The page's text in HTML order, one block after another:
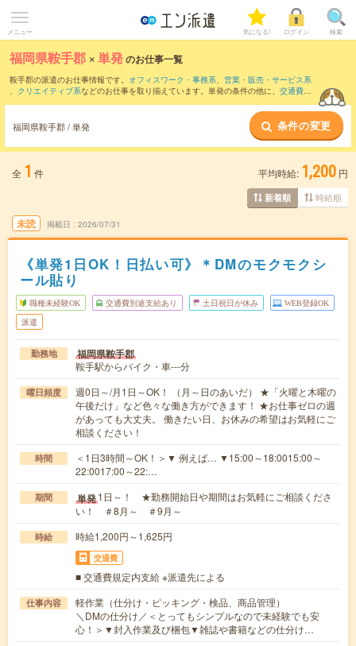
メニュー 気になる! ログイン 検索
福岡県鞍手郡 ×単発のお仕事一覧
鞍手郡の派遣のお仕事情報です。 オフィスワーク・事務系、 営業・販売・サービス系
、 クリエイティブ系などのお仕事を取り揃えています。単発の条件の他に、 交通費別
福岡県鞍手郡 / 単発 条件の変更
全 1 件 平均時給: 1,200 円
新着順 時給順
未読 掲載日 2026/07/31
《単発1日OK！日払い可》＊DMのモクモクシ
ール貼り
職種未経験OK 交通費別途支給あり 土日祝日が休み WEB登録OK
派遣
勤務地 福岡県鞍手郡
鞍手駅からバイク・車---分
曜日頻度
週0日～/月1日～OK！ （月～日のあいだ） ★「火曜と木曜の
午後だけ」など色々な働き方ができます！ ★お仕事ゼロの週
があっても大丈夫。 働きたい日、お休みの希望はお気軽にご
相談ください！
時間
＜1日3時間～OK！＞▼ 例えば… ▼15:00～18:0015:00～
22:0017:00～22:…
期間 単発1日～！ ★勤務開始日や期間はお気軽にご相談くださ
い！ ＃8月～ ＃9月～
時給 時給1,200円～1,625円
交通費
■ 交通費規定内支給 ※派遣先による
仕事内容
軽作業（仕分け・ピッキング・検品、商品管理）
＼DMの仕分け／＜とってもシンプルなので未経験でも安
心！＞▼封入作業及び梱包▼雑誌や書籍などの仕分け…